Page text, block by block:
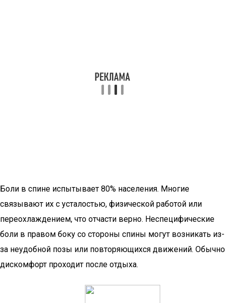
Боли в спине испытывает 80% населения. Многие
связывают их с усталостью, физической работой или
переохлаждением, что отчасти верно. Неспецифические
боли в правом боку со стороны спины могут возникать из-
за неудобной позы или повторяющихся движений. Обычно
дискомфорт проходит после отдыха.